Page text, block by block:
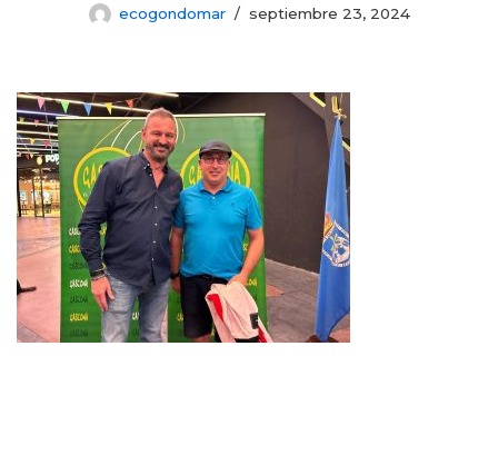
ecogondomar septiembre 23, 2024